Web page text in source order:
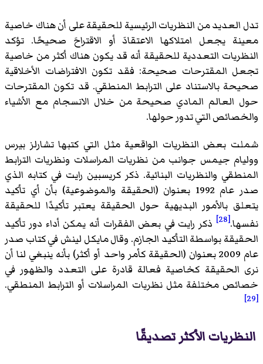
تدل العديد من النظريات الرئيسية للحقيقة على أن هناك خاصية
معينة يجعل امتلاكها الاعتقادَ أو الاقتراحَ صحيحًا. تؤكد
النظريات التعددية للحقيقة أنه قد يكون هناك أكثر من خاصية
تجعل المقترحات صحيحة: فقد تكون الافتراضات الأخلاقية
صحيحة بالاستناد على الترابط المنطقي. قد تكون المقترحات
حول العالم المادي صحيحة من خلال الانسجام مع الأشياء
والخصائص التي تدور حولها.
شملت بعض النظريات الواقعية مثل التي كتبها تشارلز بيرس
ووليام جيمس جوانب من نظريات المراسلات ونظريات الترابط
المنطقي والنظريات البنائية. ذكر كريسبين رايت في كتابه الذي
صدر عام 1992 بعنوان (الحقيقة والموضوعية) بأن أي تأكيد
يتعلق بالأمور البديهية حول الحقيقة يعتبر تأكيدًا للحقيقة
نفسها.[28]
ذكر رايت في بعض الفقرات أنه يمكن أداء دور تأكيد
الحقيقة بواسطة التأكيد الجازم. وقال مايكل لينش في كتاب صدر
عام 2009 بعنوان (الحقيقة كأمر واحد أو أكثر) بأنه ينبغي لنا أن
نرى الحقيقة كخاصية فعالة قادرة على التعدد والظهور في
خصائص مختلفة مثل نظريات المراسلات أو الترابط المنطقي.
[29]
النظريات الأكثر تصديقًا